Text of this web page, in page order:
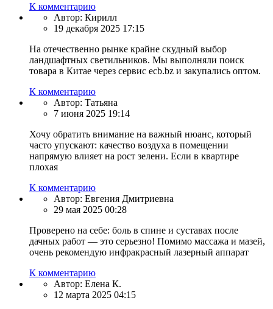
К комментарию
Автор: Кирилл
19 декабря 2025 17:15
На отечественно рынке крайне скудный выбор
ландшафтных светильников. Мы выполняли поиск
товара в Китае через сервис ecb.bz и закупались оптом.
К комментарию
Автор: Татьяна
7 июня 2025 19:14
Хочу обратить внимание на важный нюанс, который
часто упускают: качество воздуха в помещении
напрямую влияет на рост зелени. Если в квартире
плохая
К комментарию
Автор: Евгения Дмитриевна
29 мая 2025 00:28
Проверено на себе: боль в спине и суставах после
дачных работ — это серьезно! Помимо массажа и мазей,
очень рекомендую инфракрасный лазерный аппарат
К комментарию
Автор: Елена К.
12 марта 2025 04:15